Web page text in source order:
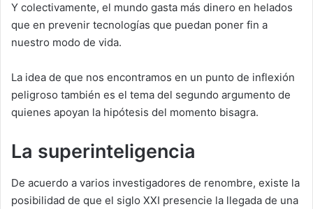
Y colectivamente, el mundo gasta más dinero en helados
que en prevenir tecnologías que puedan poner fin a
nuestro modo de vida.
La idea de que nos encontramos en un punto de inflexión
peligroso también es el tema del segundo argumento de
quienes apoyan la hipótesis del momento bisagra.
La superinteligencia
De acuerdo a varios investigadores de renombre, existe la
posibilidad de que el siglo XXI presencie la llegada de una